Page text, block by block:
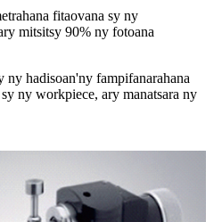
fitaovana sy ny
mitsitsy 90% ny fotoana
ny hadisoan'ny fampifanarahana
ny workpiece, ary manatsara ny